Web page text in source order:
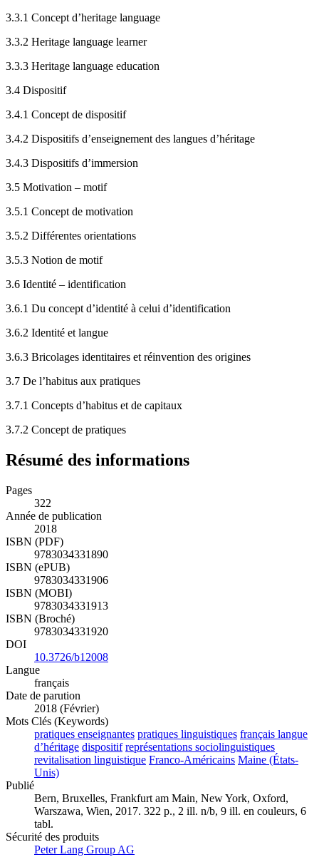
3.3.1 Concept d’heritage language
3.3.2 Heritage language learner
3.3.3 Heritage language education
3.4 Dispositif
3.4.1 Concept de dispositif
3.4.2 Dispositifs d’enseignement des langues d’héritage
3.4.3 Dispositifs d’immersion
3.5 Motivation – motif
3.5.1 Concept de motivation
3.5.2 Différentes orientations
3.5.3 Notion de motif
3.6 Identité – identification
3.6.1 Du concept d’identité à celui d’identification
3.6.2 Identité et langue
3.6.3 Bricolages identitaires et réinvention des origines
3.7 De l’habitus aux pratiques
3.7.1 Concepts d’habitus et de capitaux
3.7.2 Concept de pratiques
Résumé des informations
Pages
322
Année de publication
2018
ISBN (PDF)
9783034331890
ISBN (ePUB)
9783034331906
ISBN (MOBI)
9783034331913
ISBN (Broché)
9783034331920
DOI
10.3726/b12008
Langue
français
Date de parution
2018 (Février)
Mots Clés (Keywords)
pratiques enseignantes pratiques linguistiques français langue
d’héritage dispositif représentations sociolinguistiques
revitalisation linguistique Franco-Américains Maine (États-
Unis)
Publié
Bern, Bruxelles, Frankfurt am Main, New York, Oxford,
Warszawa, Wien, 2017. 322 p., 2 ill. n/b, 9 ill. en couleurs, 6
tabl.
Sécurité des produits
Peter Lang Group AG